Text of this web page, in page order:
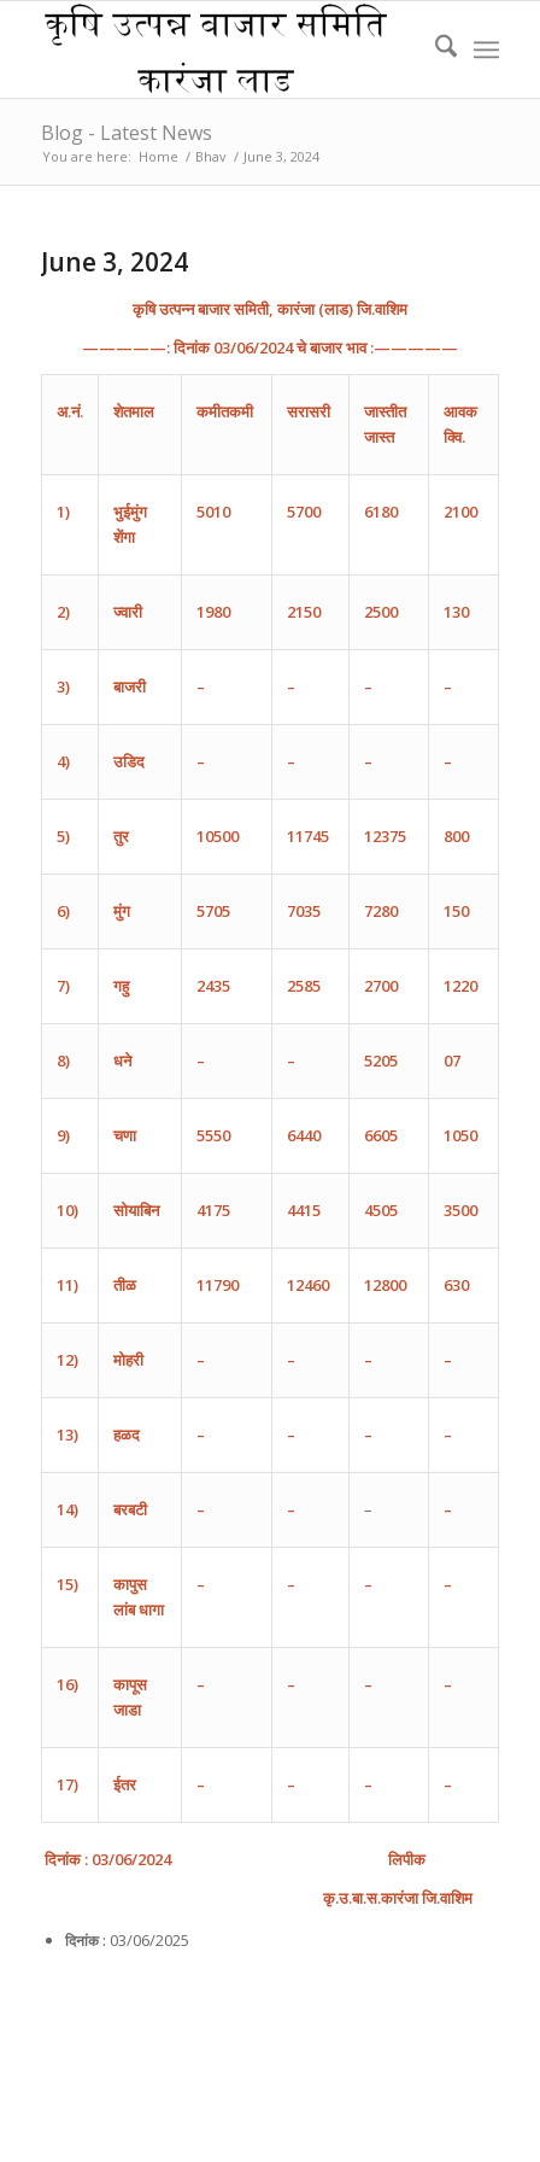
Blog - Latest News
You are here: Home / Bhav / June 3, 2024
June 3, 2024
कृषिउत्पन्नबाजारसमिती, कारंजा(लाड)जि.वाशिम
—————:दिनांक03/06/2024चेबाजारभाव:—————
अ.नं. शेतमाल कमीतकमी सरासरी
जास्तीत
जास्त
आवक
क्वि.
1)
भुईमुंग
शेंगा
5010 5700 6180 2100
2) ज्वारी 1980 2150 2500 130
3) बाजरी – – – –
4) उडिद – – – –
5) तुर 10500 11745 12375 800
6) मुंग 5705 7035 7280 150
7) गहु 2435 2585 2700 1220
8) धने – – 5205 07
9) चणा 5550 6440 6605 1050
10) सोयाबिन 4175 4415 4505 3500
11) तीळ 11790 12460 12800 630
12) मोहरी – – – –
13) हळद – – – –
14) बरबटी – – – –
15)
कापुस
लांबधागा
– – – –
16)
कापूस
जाडा
– – – –
17) ईतर – – – –
दिनांक : 03/06/2024
लिपीक
कृ.उ.बा.स.कारंजाजि.वाशिम
दिनांक : 03/06/2025